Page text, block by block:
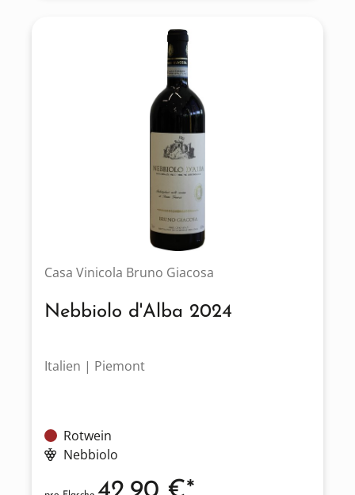
Casa Vinicola Bruno Giacosa
Nebbiolo d'Alba 2024
Italien | Piemont
Rotwein
Nebbiolo